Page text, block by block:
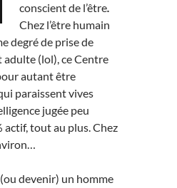
conscient de l’être.
Chez l’être humain
degré de prise de
adulte (lol), ce Centre
autant être
paraissent vives
jugée peu
actif, tout au plus. Chez
devenir) un homme